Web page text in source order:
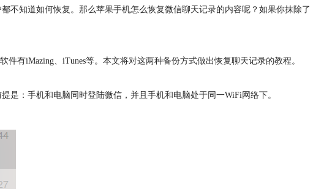
知道如何恢复。那么苹果手机怎么恢复微信聊天记录的内容呢？如果你抹除了
有iMazing、iTunes等。本文将对这两种备份方式做出恢复聊天记录的教程。
：手机和电脑同时登陆微信，并且手机和电脑处于同一WiFi网络下。